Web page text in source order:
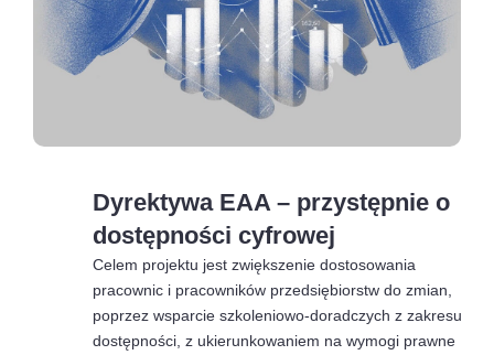
Dyrektywa EAA – przystępnie o
dostępności cyfrowej
Celem projektu jest zwiększenie dostosowania
pracownic i pracowników przedsiębiorstw do zmian,
poprzez wsparcie szkoleniowo-doradczych z zakresu
dostępności, z ukierunkowaniem na wymogi prawne